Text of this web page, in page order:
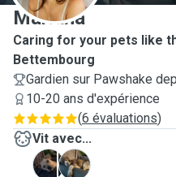
Mariana
Caring for your pets like
Bettembourg
Gardien sur Pawshake
10-20 ans d'expérience
(6 évaluations)
Vit avec...
B
E